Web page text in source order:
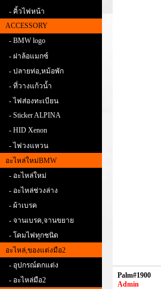
- คิ้วไฟหน้า
ACCESSORY
- BMW logo
- ฝาล้อแมกซ์
- ปลายท่อ,หม้อพัก
- ที่วางแก้วน้ำ
- ไฟส่องทะเบียน
- Sticker ALPINA
- HID Xenon
- ไฟวงแหวน
อะไหล่ใหม่BMW
- อะไหล่ใหม่
- อะไหล่ช่วงล่าง
- ผ้าเบรค
- จานเบรค,จานขยาย
- โคมไฟทุกชนิด
อะไหล่,ของแต่งมือ2
- อุปกรณ์ตกแต่ง
- อะไหล่มือ2
Palm#1900
Admin